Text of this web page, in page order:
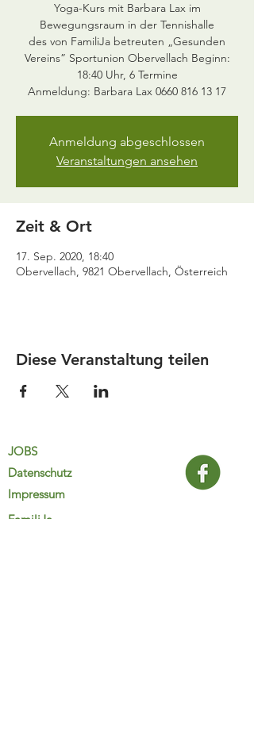
Yoga-Kurs mit Barbara Lax im
Bewegungsraum in der Tennishalle
des von FamiliJa betreuten „Gesunden
Vereins” Sportunion Obervellach Beginn:
18:40 Uhr, 6 Termine
Anmeldung: Barbara Lax 0660 816 13 17
Anmeldung abgeschlossen
Veranstaltungen ansehen
Zeit & Ort
17. Sep. 2020, 18:40
Obervellach, 9821 Obervellach, Österreich
Diese Veranstaltung teilen
JOBS
Datenschutz
Impressum
FamiliJa